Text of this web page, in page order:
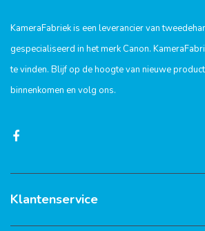
KameraFabriek is een leverancier van
gespecialiseerd in het merk Canon.
te vinden. Blijf op de hoogte van nieuwe
binnenkomen en volg ons.
Klantenservice